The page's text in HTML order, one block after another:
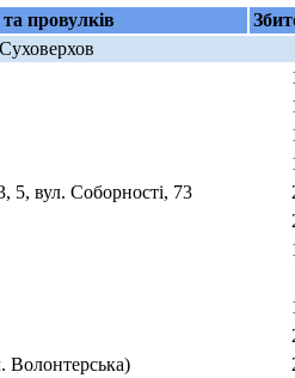
провулків
5, вул. Соборності, 73
Волонтерська)